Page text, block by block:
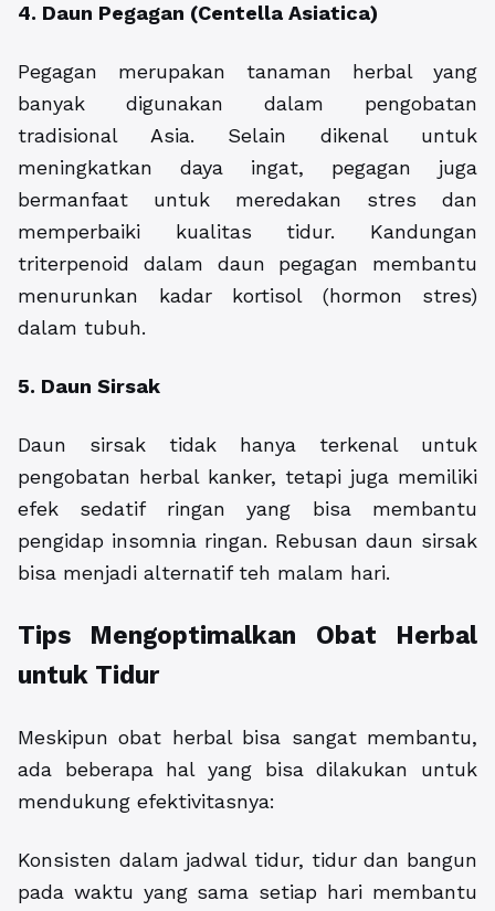
4. Daun Pegagan (Centella Asiatica)
Pegagan merupakan tanaman herbal yang
banyak digunakan dalam pengobatan
tradisional Asia. Selain dikenal untuk
meningkatkan daya ingat, pegagan juga
bermanfaat untuk meredakan stres dan
memperbaiki kualitas tidur. Kandungan
triterpenoid dalam daun pegagan membantu
menurunkan kadar kortisol (hormon stres)
dalam tubuh.
5. Daun Sirsak
Daun sirsak tidak hanya terkenal untuk
pengobatan herbal kanker, tetapi juga memiliki
efek sedatif ringan yang bisa membantu
pengidap insomnia ringan. Rebusan daun sirsak
bisa menjadi alternatif teh malam hari.
Tips Mengoptimalkan Obat Herbal
untuk Tidur
Meskipun obat herbal bisa sangat membantu,
ada beberapa hal yang bisa dilakukan untuk
mendukung efektivitasnya:
Konsisten dalam jadwal tidur, tidur dan bangun
pada waktu yang sama setiap hari membantu